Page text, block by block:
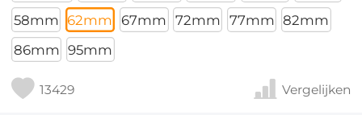
58mm 62mm 67mm 72mm 77mm 82mm
86mm 95mm
13429 Vergelijken